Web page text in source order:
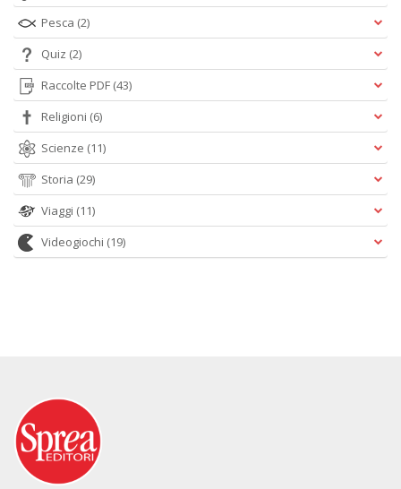
Pesca (2)
Quiz (2)
Raccolte PDF (43)
Religioni (6)
Scienze (11)
Storia (29)
Viaggi (11)
Videogiochi (19)